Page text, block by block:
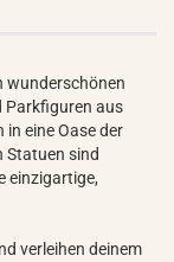
wunderschönen
Parkfiguren aus
eine Oase der
Statuen sind
einzigartige,
verleihen deinem